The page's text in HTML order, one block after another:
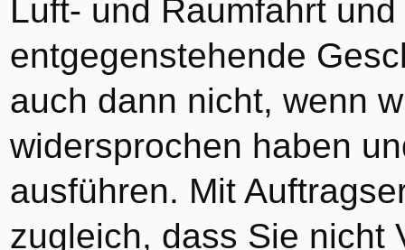
Luft- und Raumfahrt
entgegenstehende
auch dann nicht, wenn
widersprochen haben
ausführen. Mit
zugleich, dass Sie nicht